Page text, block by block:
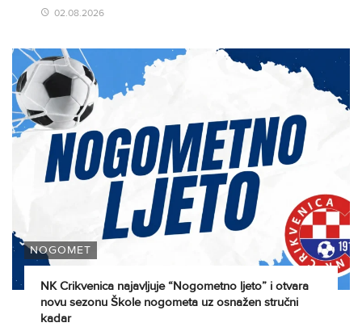
02.08.2026
NOGOMET
NK Crikvenica najavljuje “Nogometno ljeto” i otvara
novu sezonu Škole nogometa uz osnažen stručni
kadar